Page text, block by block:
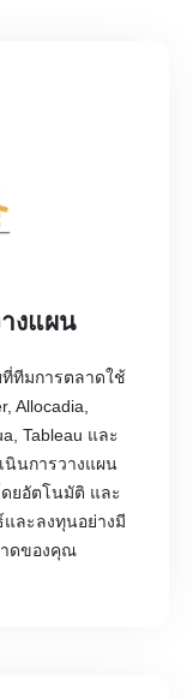
งแผน
ทีมการตลาดใช้
Allocadia,
Tableau และ
นินการวางแผน
ยอัตโนมัติ และ
ละลงทุนอย่างมี
ดของคุณ